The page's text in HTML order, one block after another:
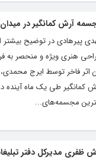
آرش کمانگیر در
هنری ویژه و منحصر به‌
اثر فاخر توسط ایرج
کمانگیر طی یک ماه
مجسمه‌های...
ظفری مدیرکل دفتر